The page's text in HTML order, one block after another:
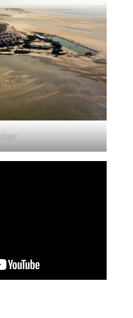
logo